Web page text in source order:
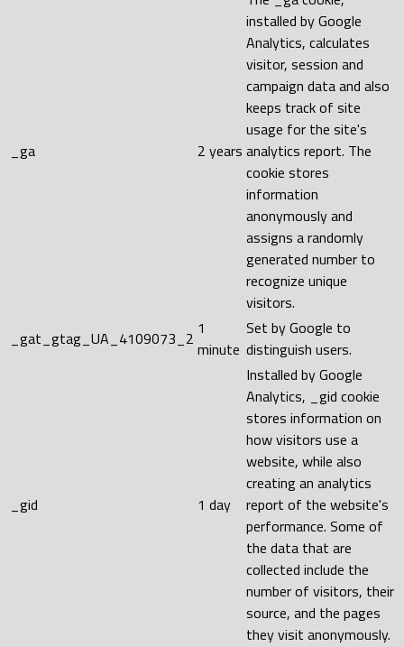
_ga 2 years
installed by Google
Analytics, calculates
visitor, session and
campaign data and also
keeps track of site
usage for the site's
analytics report. The
cookie stores
information
anonymously and
assigns a randomly
generated number to
recognize unique
visitors.
_gat_gtag_UA_4109073_2 1
minute
Set by Google to
distinguish users.
_gid 1 day
Installed by Google
Analytics, _gid cookie
stores information on
how visitors use a
website, while also
creating an analytics
report of the website's
performance. Some of
the data that are
collected include the
number of visitors, their
source, and the pages
they visit anonymously.